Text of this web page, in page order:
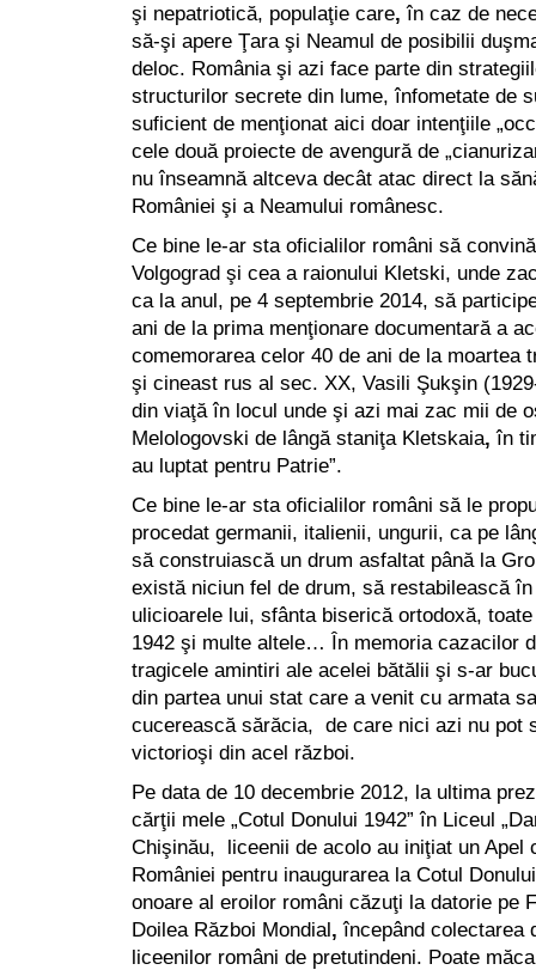
şi nepatriotică, populaţie care, în caz de
să-şi apere Ţara şi Neamul de posibilii
deloc. România şi azi face parte din
structurilor secrete din lume, înfometate de
suficient de menţionat aici doar intenţiile
cele două proiecte de avengură de
nu înseamnă altceva decât atac direct la
României şi a Neamului românesc.
Ce bine le-ar sta oficialilor români să
Volgograd şi cea a raionului Kletski, unde
ca la anul, pe 4 septembrie 2014, să
ani de la prima menţionare documentară a
comemorarea celor 40 de ani de la moartea
şi cineast rus al sec. XX, Vasili Şukşin
din viaţă în locul unde şi azi mai zac mii de
Melologovski de lângă staniţa Kletskaia, în
au luptat pentru Patrie”.
Ce bine le-ar sta oficialilor români să le
procedat germanii, italienii, ungurii, ca pe
să construiască un drum asfaltat până la
există niciun fel de drum, să restabilească
ulicioarele lui, sfânta biserică ortodoxă,
1942 şi multe altele… În memoria cazacilor
tragicele amintiri ale acelei bătălii şi s-ar
din partea unui stat care a venit cu armata
cucerească sărăcia, de care nici azi nu pot
victorioşi din acel război.
Pe data de 10 decembrie 2012, la ultima
cărţii mele „Cotul Donului 1942” în Liceul
Chişinău, liceenii de acolo au iniţiat un Apel
României pentru inaugurarea la Cotul
onoare al eroilor români căzuţi la datorie pe
Doilea Război Mondial, începând colectarea
liceenilor români de pretutindeni. Poate